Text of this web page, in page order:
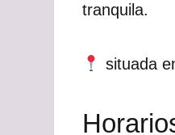
tranquila.
situada